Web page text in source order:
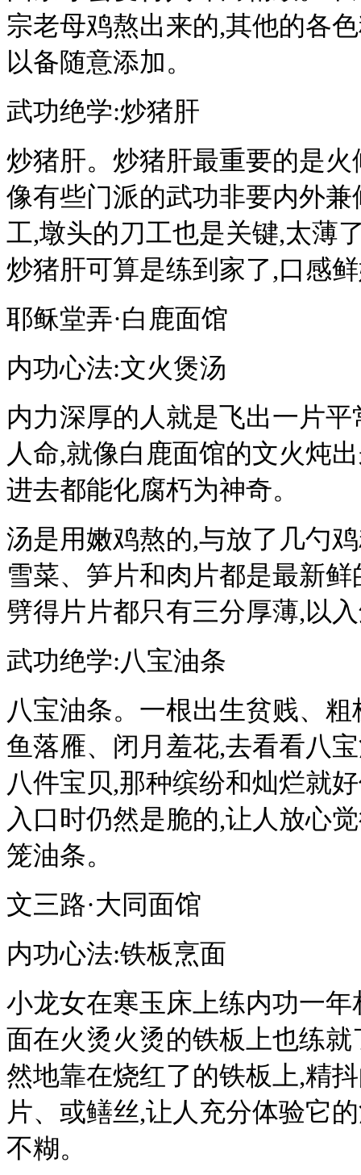
宗老母鸡熬出来的,其他的各
以备随意添加。
武功绝学:炒猪肝
炒猪肝。炒猪肝最重要的是
像有些门派的武功非要内外
工,墩头的刀工也是关键,太
炒猪肝可算是练到家了,口感
耶稣堂弄·白鹿面馆
内功心法:文火煲汤
内力深厚的人就是飞出一片
人命,就像白鹿面馆的文火炖
进去都能化腐朽为神奇。
汤是用嫩鸡熬的,与放了几勺
雪菜、笋片和肉片都是最新
劈得片片都只有三分厚薄,以
武功绝学:八宝油条
八宝油条。一根出生贫贱、
鱼落雁、闭月羞花,去看看八
八件宝贝,那种缤纷和灿烂就
入口时仍然是脆的,让人放心
笼油条。
文三路·大同面馆
内功心法:铁板烹面
小龙女在寒玉床上练内功一
面在火烫火烫的铁板上也练
然地靠在烧红了的铁板上,精
片、或鳝丝,让人充分体验
不糊。